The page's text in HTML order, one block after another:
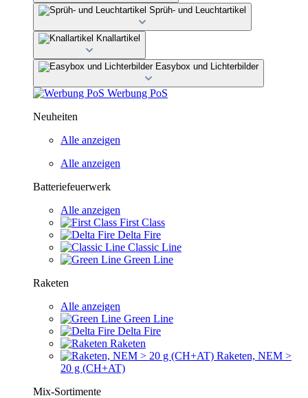
Sprüh- und Leuchtartikel
Knallartikel
Easybox und Lichterbilder
Werbung PoS
Neuheiten
Alle anzeigen
Alle anzeigen
Batteriefeuerwerk
Alle anzeigen
First Class
Delta Fire
Classic Line
Green Line
Raketen
Alle anzeigen
Green Line
Delta Fire
Raketen
Raketen, NEM >
20 g (CH+AT)
Mix-Sortimente